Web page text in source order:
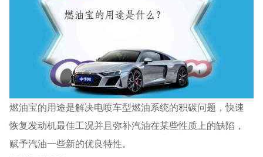
燃油宝的用途是解决电喷车型燃油系统的积碳问题，快速
恢复发动机最佳工况并且弥补汽油在某些性质上的缺陷，
赋予汽油一些新的优良特性。